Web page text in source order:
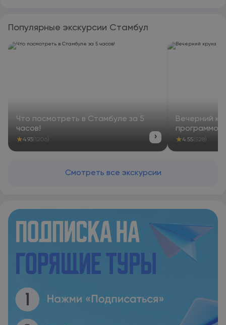
Популярные экскурсии Стамбул
Что посмотреть в Стамбуле за 5
часов!
★4.93 (1206) ›
Вечерний
программой
★4.55 (528)
Смотреть все экскурсии